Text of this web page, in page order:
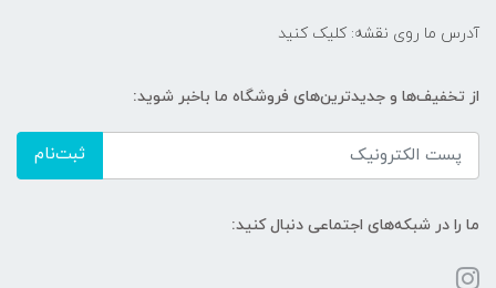
آدرس ما روی نقشه: کلیک کنید
از تخفیف‌ها و جدیدترین‌های فروشگاه ما باخبر شوید:
ثبت‌نام
ما را در شبکه‌های اجتماعی دنبال کنید: